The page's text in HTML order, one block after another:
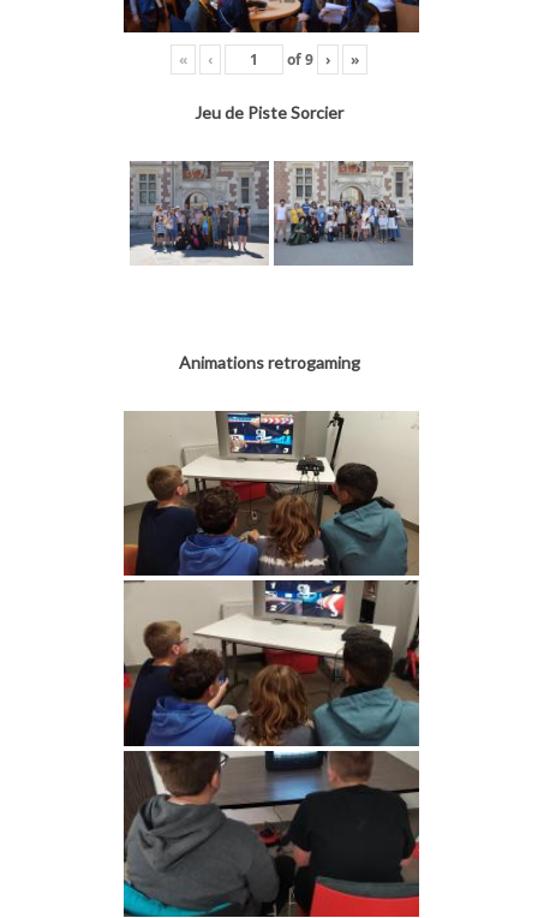
« ‹ of9 › »
Jeu de Piste Sorcier
Animations retrogaming